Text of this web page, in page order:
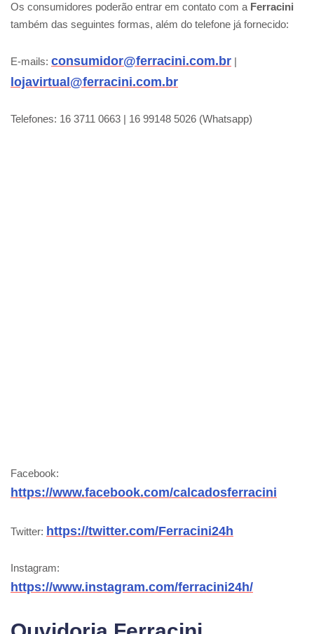
Os consumidores poderão entrar em contato com a Ferracini
também das seguintes formas, além do telefone já fornecido:
E-mails: consumidor@ferracini.com.br |
lojavirtual@ferracini.com.br
Telefones: 16 3711 0663 | 16 99148 5026 (Whatsapp)
Facebook:
https://www.facebook.com/calcadosferracini
Twitter: https://twitter.com/Ferracini24h
Instagram:
https://www.instagram.com/ferracini24h/